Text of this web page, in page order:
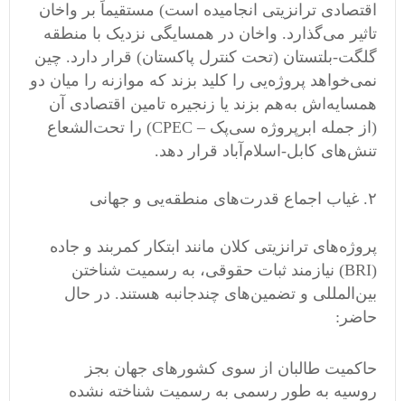
اقتصادی ترانزیتی انجامیده است) مستقیماً بر واخان
تاثیر می‌گذارد. واخان در همسایگی نزدیک با منطقه
گلگت-بلتستان (تحت کنترل پاکستان) قرار دارد. چین
نمی‌خواهد پروژه‌یی را کلید بزند که موازنه را میان دو
همسایه‌اش به‌هم بزند یا زنجیره تامین اقتصادی آن
(از جمله ابرپروژه سی‌پک – CPEC) را تحت‌الشعاع
تنش‌های کابل-اسلام‌آباد قرار دهد.
۲. غیاب اجماع قدرت‌های منطقه‌یی و جهانی
پروژه‌های ترانزیتی کلان مانند ابتکار کمربند و جاده
(BRI) نیازمند ثبات حقوقی، به رسمیت شناختن
بین‌المللی و تضمین‌های چندجانبه هستند. در حال
حاضر:
حاکمیت طالبان از سوی کشورهای جهان بجز
روسیه به طور رسمی به رسمیت شناخته نشده